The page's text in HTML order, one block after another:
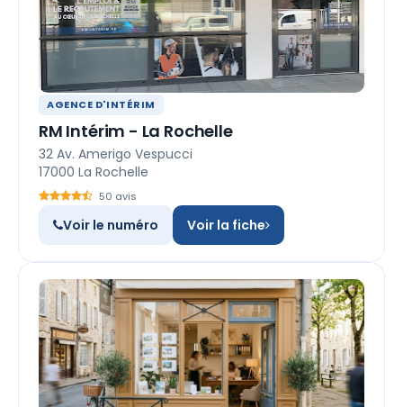
AGENCE D'INTÉRIM
RM Intérim - La Rochelle
32 Av. Amerigo Vespucci
17000 La Rochelle
50 avis
Voir le numéro Voir la fiche